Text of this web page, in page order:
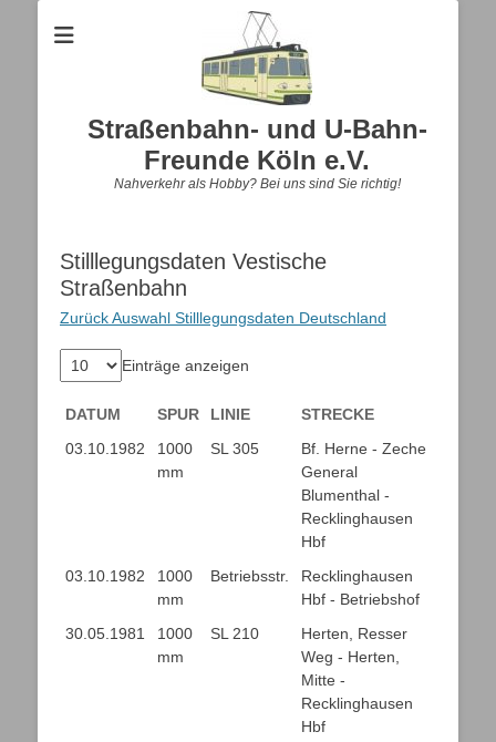
Straßenbahn- und U-Bahn-
Freunde Köln e.V.
Nahverkehr als Hobby? Bei uns sind Sie richtig!
Stilllegungsdaten Vestische
Straßenbahn
Zurück Auswahl Stilllegungsdaten Deutschland
Einträge anzeigen
DATUM SPUR LINIE
STRECKE
DATUM
SPUR LINIE STRECKE
03.10.1982
1000
mm
SL 305
Bf. Herne - Zeche
General
Blumenthal -
Recklinghausen
Hbf
03.10.1982
1000
mm
Betriebsstr.
Recklinghausen
Hbf - Betriebshof
30.05.1981
1000
mm
SL 210
Herten, Resser
Weg - Herten,
Mitte -
Recklinghausen
Hbf